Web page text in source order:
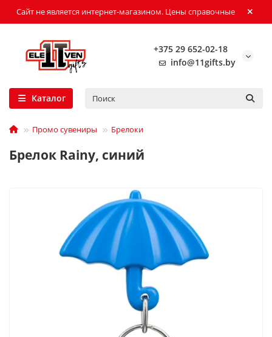
Сайт не является интернет-магазином. Цены справочные
+375 29 652-02-18
info@11gifts.by
Каталог
Промо сувениры Брелоки
Брелок Rainy, синий